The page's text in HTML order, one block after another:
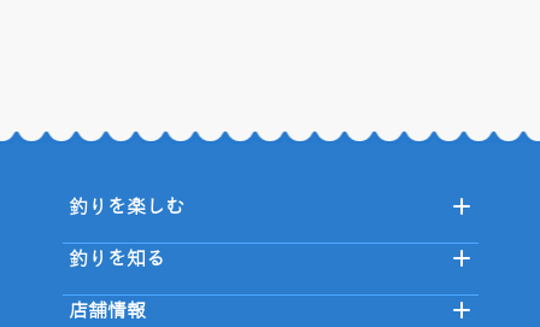
釣りを楽しむ
釣りを知る
店舗情報